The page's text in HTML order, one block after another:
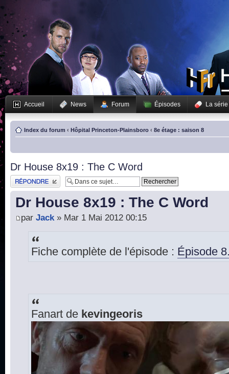
Accueil News Forum Épisodes La série
Index du forum ‹ Hôpital Princeton-Plainsboro ‹ 8e étage : saison 8
Dr House 8x19 : The C Word
Publier une réponse
Dr House 8x19 : The C Word
par Jack» Mar 1 Mai 2012 00:15
Fiche complète de l'épisode : Épisode
Fanart de kevingeoris